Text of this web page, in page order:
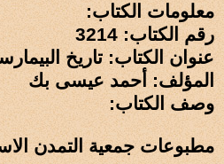
معلومات الكتاب:
رقم الكتاب: 3214
عنوان الكتاب: تاريخ
المؤلف: أحمد عيسى بك
وصف الكتاب:
مطبوعات جمعية التمدن الاسلامي